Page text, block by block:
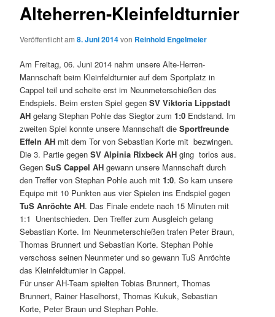
Alteherren-Kleinfeldturnier
Veröffentlicht am8. Juni 2014von Reinhold Engelmeier
Am Freitag, 06. Juni 2014 nahm unsere Alte-Herren-
Mannschaft beim Kleinfeldturnier auf dem Sportplatz in
Cappel teil und scheite erst im Neunmeterschießen des
Endspiels. Beim ersten Spiel gegenSV Viktoria Lippstadt
AH gelang Stephan Pohle das Siegtor zum1:0 Endstand. Im
zweiten Spiel konnte unsere Mannschaft dieSportfreunde
Effeln AH mit dem Tor von Sebastian Korte mit bezwingen.
Die 3. Partie gegenSV Alpinia Rixbeck AH ging torlos aus.
GegenSuS Cappel AH gewann unsere Mannschaft durch
den Treffer von Stephan Pohle auch mit1:0. So kam unsere
Equipe mit 10 Punkten aus vier Spielen ins Endspiel gegen
TuS Anröchte AH. Das Finale endete nach 15 Minuten mit
1:1 Unentschieden. Den Treffer zum Ausgleich gelang
Sebastian Korte. Im Neunmeterschießen trafen Peter Braun,
Thomas Brunnert und Sebastian Korte. Stephan Pohle
verschoss seinen Neunmeter und so gewann TuS Anröchte
das Kleinfeldturnier in Cappel.
Für unser AH-Team spielten Tobias Brunnert, Thomas
Brunnert, Rainer Haselhorst, Thomas Kukuk, Sebastian
Korte, Peter Braun und Stephan Pohle.